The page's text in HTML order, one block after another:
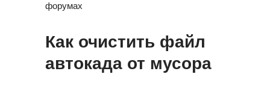
форумах
Как очистить файл
автокада от мусора